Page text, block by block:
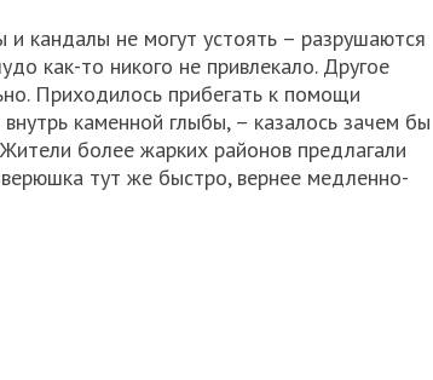
и кандалы не могут устоять – разрушаются
как-то никого не привлекало. Другое
Приходилось прибегать к помощи
каменной глыбы, – казалось зачем бы
более жарких районов предлагали
тут же быстро, вернее медленно-